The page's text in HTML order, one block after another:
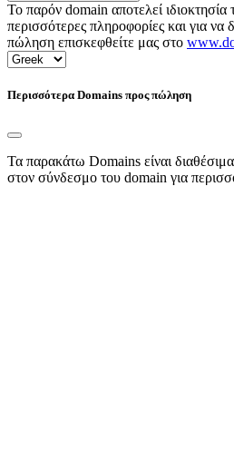
Το παρόν domain αποτελεί
περισσότερες πληροφορίες και για να
πώληση επισκεφθείτε μας στο
Περισσότερα Domains προς πώληση
Τα παρακάτω Domains είναι
στον σύνδεσμο του domain για